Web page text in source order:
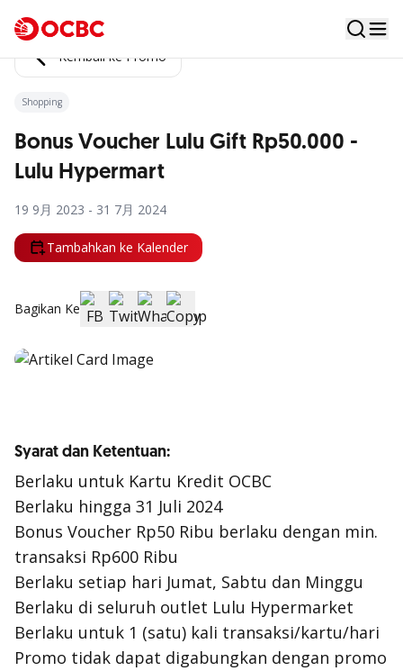
Kembali ke Promo
Shopping
Bonus Voucher Lulu Gift Rp50.000 -
Lulu Hypermart
19 9月 2023 - 31 7月 2024
Tambahkan ke Kalender
Bagikan Ke
Syarat dan Ketentuan:
Berlaku untuk Kartu Kredit OCBC
Berlaku hingga 31 Juli 2024
Bonus Voucher Rp50 Ribu berlaku dengan min.
transaksi Rp600 Ribu
Berlaku setiap hari Jumat, Sabtu dan Minggu
Berlaku di seluruh outlet Lulu Hypermarket
Berlaku untuk 1 (satu) kali transaksi/kartu/hari
Promo tidak dapat digabungkan dengan promo